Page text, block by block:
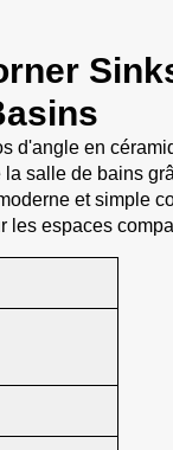
d'angle en
salle de bains
et simple
les espaces